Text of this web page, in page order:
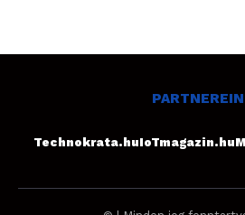
Technokrata.huIoTmagazin.hu